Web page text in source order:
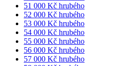
51 000 Kč hrubého
52 000 Kč hrubého
53 000 Kč hrubého
54 000 Kč hrubého
55 000 Kč hrubého
56 000 Kč hrubého
57 000 Kč hrubého